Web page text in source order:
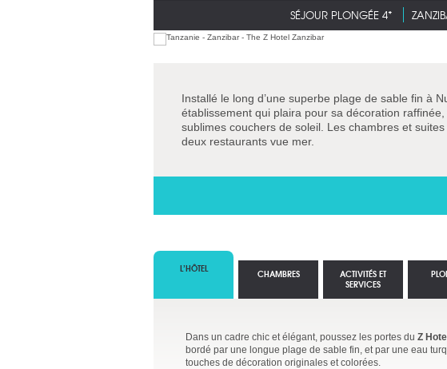
SÉJOUR PLONGÉE 4*
Installé le long d’une superbe plage de sable fin à
établissement qui plaira pour sa décoration
sublimes couchers de soleil. Les chambres et
deux restaurants vue mer.
L’HÔTEL
Dans un cadre chic et élégant, poussez les portes du Z
bordé par une longue plage de sable fin, et par une eau
touches de décoration originales et colorées.
CHAMBRES
ACTIVITÉS ET
SERVICES